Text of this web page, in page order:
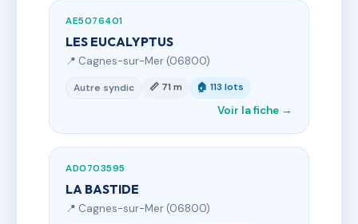
AE5076401
LES EUCALYPTUS
📍 Cagnes-sur-Mer (06800)
Autre syndic 📏 71 m 🏠 113 lots
Voir la fiche →
AD0703595
LA BASTIDE
📍 Cagnes-sur-Mer (06800)